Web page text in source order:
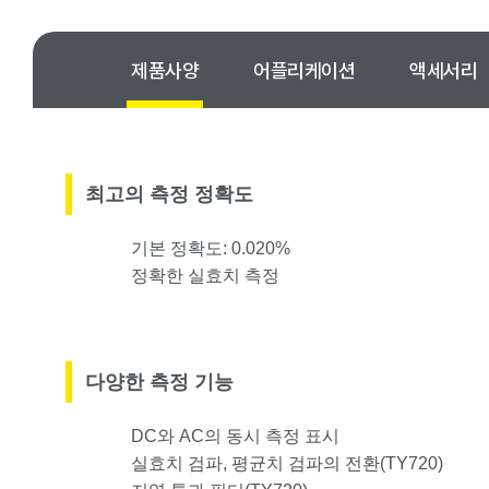
제품사양 어플리케이션 액세서리
최고의 측정 정확도
기본 정확도: 0.020%
정확한 실효치 측정
다양한 측정 기능
DC와 AC의 동시 측정 표시
실효치 검파, 평균치 검파의 전환(TY720)